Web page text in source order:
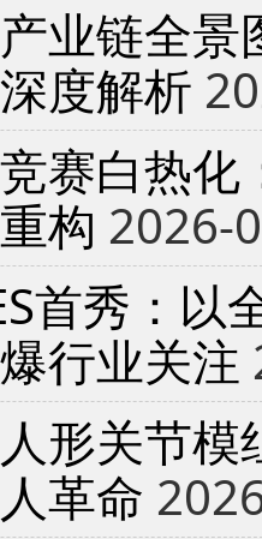
业链全
度解析
赛白热
构 2026-
首秀：以
行业关注
形关节
革命